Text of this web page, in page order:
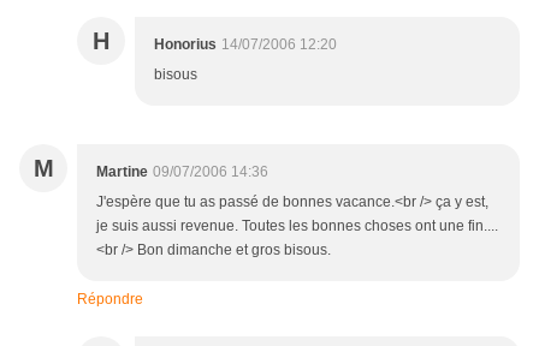
H Honorius 14/07/2006 12:20
bisous
M Martine 09/07/2006 14:36
J'espère que tu as passé de bonnes vacance.<br /> ça y est,
je suis aussi revenue. Toutes les bonnes choses ont une fin....
<br /> Bon dimanche et gros bisous.
Répondre